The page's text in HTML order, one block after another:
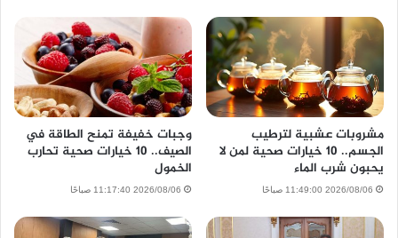
مشروبات عشبية لترطيب
الجسم.. 10 خيارات صحية لمن لا
يحبون شرب الماء
2026/08/06 11:49:00 صباحًا
وجبات خفيفة تمنح الطاقة في
الصيف.. 10 خيارات صحية تحارب
الخمول
2026/08/06 11:17:40 صباحًا